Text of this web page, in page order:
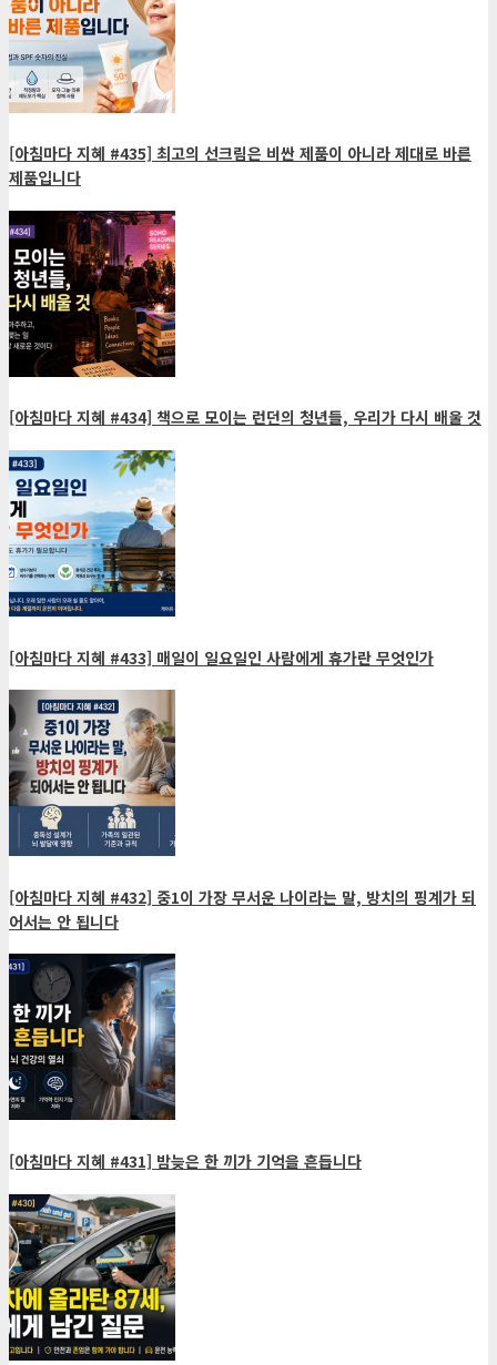
[아침마다 지혜 #435] 최고의 선크림은 비싼 제품이 아니라 제대로 바른
제품입니다
[아침마다 지혜 #434] 책으로 모이는 런던의 청년들, 우리가 다시 배울 것
[아침마다 지혜 #433] 매일이 일요일인 사람에게 휴가란 무엇인가
[아침마다 지혜 #432] 중1이 가장 무서운 나이라는 말, 방치의 핑계가 되
어서는 안 됩니다
[아침마다 지혜 #431] 밤늦은 한 끼가 기억을 흔듭니다